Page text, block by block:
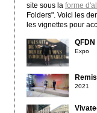
site sous la forme
Folders". Voici les
les vignettes pour
QFDN
Expo
2021